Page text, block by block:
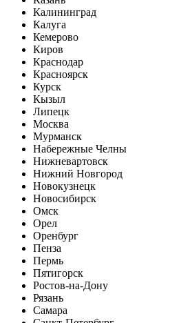
Калининград
Калуга
Кемерово
Киров
Краснодар
Красноярск
Курск
Кызыл
Липецк
Москва
Мурманск
Набережные Челны
Нижневартовск
Нижний Новгород
Новокузнецк
Новосибирск
Омск
Орел
Оренбург
Пенза
Пермь
Пятигорск
Ростов-на-Дону
Рязань
Самара